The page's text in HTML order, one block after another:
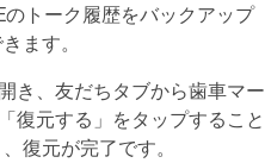
トーク履歴をバックアップ
ます。
き、友だちタブから歯車マー
復元する」をタップすること
復元が完了です。